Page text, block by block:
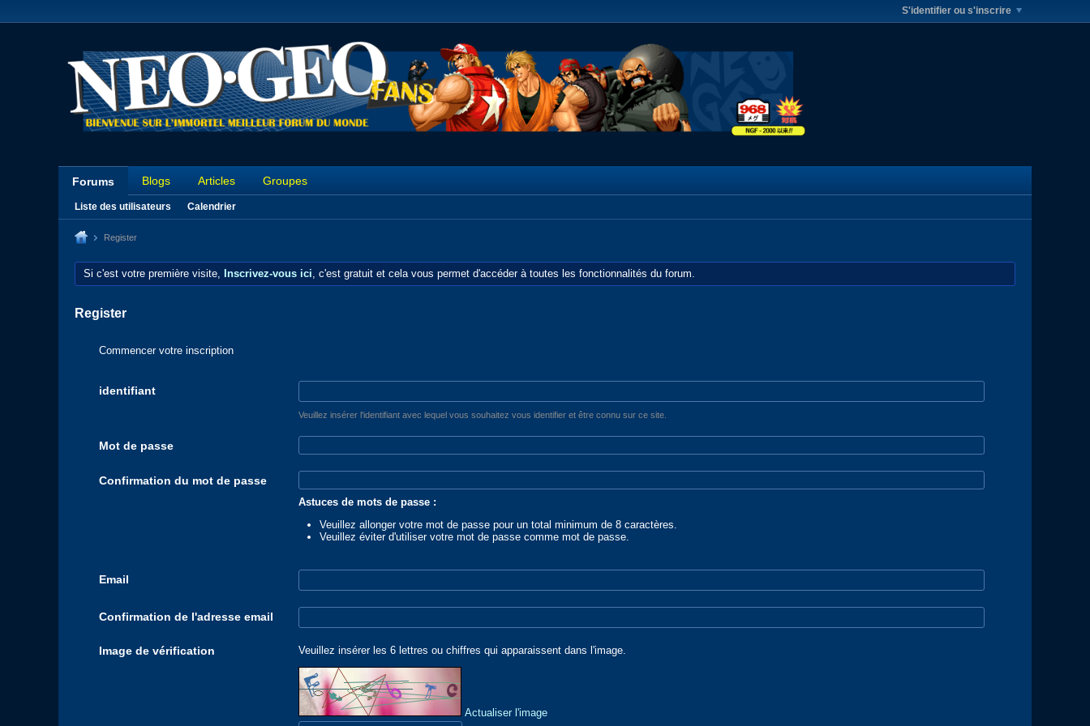
S'identifier ou s'inscrire
Forums Blogs Articles Groupes
Liste des utilisateurs Calendrier
Register
Si c'est votre première visite, Inscrivez-vous ici, c'est gratuit et cela vous permet d'accéder à toutes les fonctionnalités du forum.
Register
Commencer votre inscription
identifiant
Veuillez insérer l'identifiant avec lequel vous souhaitez vous identifier et être connu sur ce site.
Mot de passe
Confirmation du mot de passe
Astuces de mots de passe :
Veuillez allonger votre mot de passe pour un total minimum de 8 caractères.
Veuillez éviter d'utiliser votre mot de passe comme mot de passe.
Email
Confirmation de l'adresse email
Image de vérification Veuillez insérer les 6 lettres ou chiffres qui apparaissent dans l'image.
Actualiser l'image